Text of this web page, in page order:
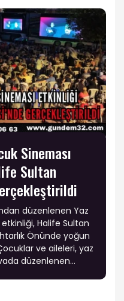
Sineması
Sultan
düzenlenen Yaz
Halife Sultan
Önünde yoğun
ve aileleri, yaz
düzenlenen